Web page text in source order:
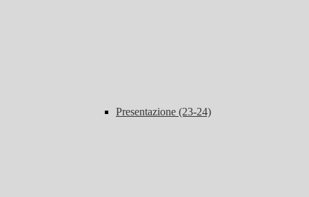
Presentazione (23-24)